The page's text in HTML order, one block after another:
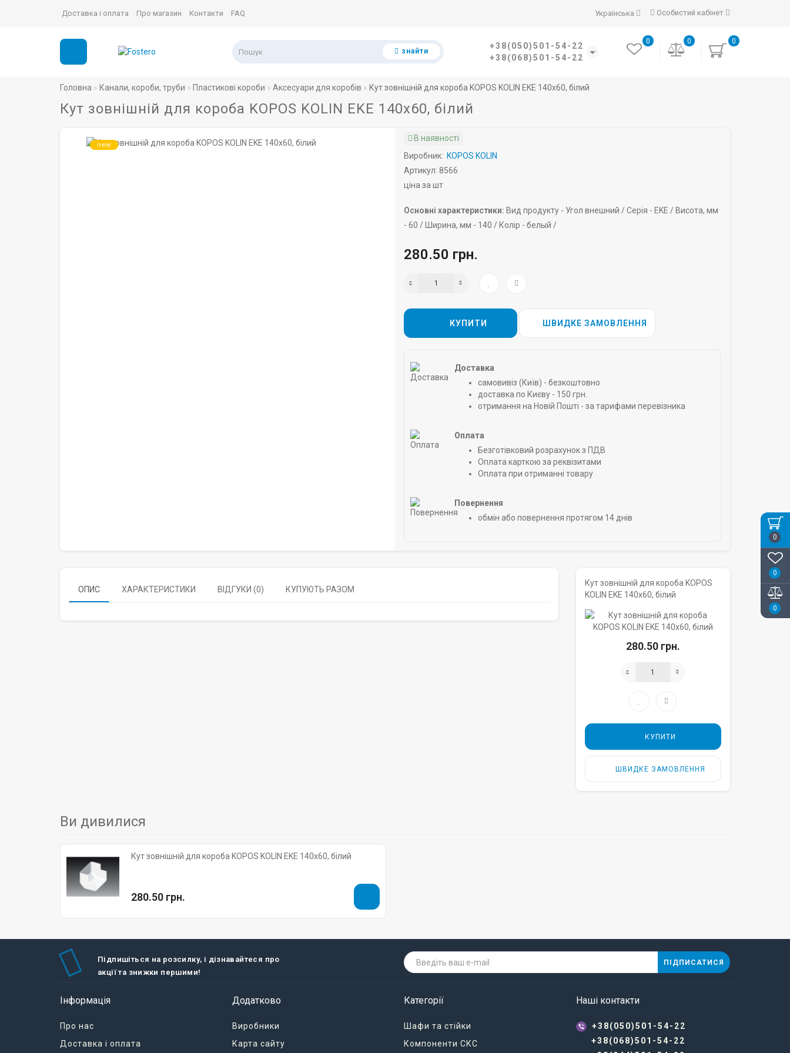
0
0
0
Особистий кабінет
Українська
Доставка і оплата Про магазин Контакти FAQ
знайти
+38(050)501-54-22
+38(068)501-54-22
0
0
0
Головна Канали, короби, труби Пластикові короби Аксесуари для коробів Кут зовнішній для короба KOPOS KOLIN EKE 140х60, білий
Кут зовнішній для короба KOPOS KOLIN EKE 140х60, білий
new
В наявності
Виробник: KOPOS KOLIN
Артикул: 8566
ціна за шт
Основні характеристики: Вид продукту - Угол внешний /Серія - EKE / Висота, мм
- 60 / Ширина, мм - 140 / Колір - белый /
280.50 грн.
КУПИТИ ШВИДКЕ ЗАМОВЛЕННЯ
Доставка
самовивіз (Київ) - безкоштовно
доставка по Києву - 150 грн.
отримання на Новій Пошті - за тарифами перевізника
Оплата
Безготівковий розрахунок з ПДВ
Оплата карткою за реквізитами
Оплата при отриманні товару
Повернення
обмін або повернення протягом 14 днів
ОПИС ХАРАКТЕРИСТИКИ ВІДГУКИ (0) КУПУЮТЬ РАЗОМ
Кут зовнішній для короба KOPOS
KOLIN EKE 140х60, білий
280.50 грн.
КУПИТИ
ШВИДКЕ ЗАМОВЛЕННЯ
Ви дивилися
Кут зовнішній для короба KOPOS KOLIN EKE 140х60, білий
280.50 грн.
Підпишіться на розсилку, і дізнавайтеся про
акції та знижки першими!
ПІДПИСАТИСЯ
Інформація
Про нас
Доставка і оплата
Додатково
Виробники
Карта сайту
Категорії
Шафи та стійки
Компоненти СКС
Наші контакти
+38(050)501-54-22
+38(068)501-54-22